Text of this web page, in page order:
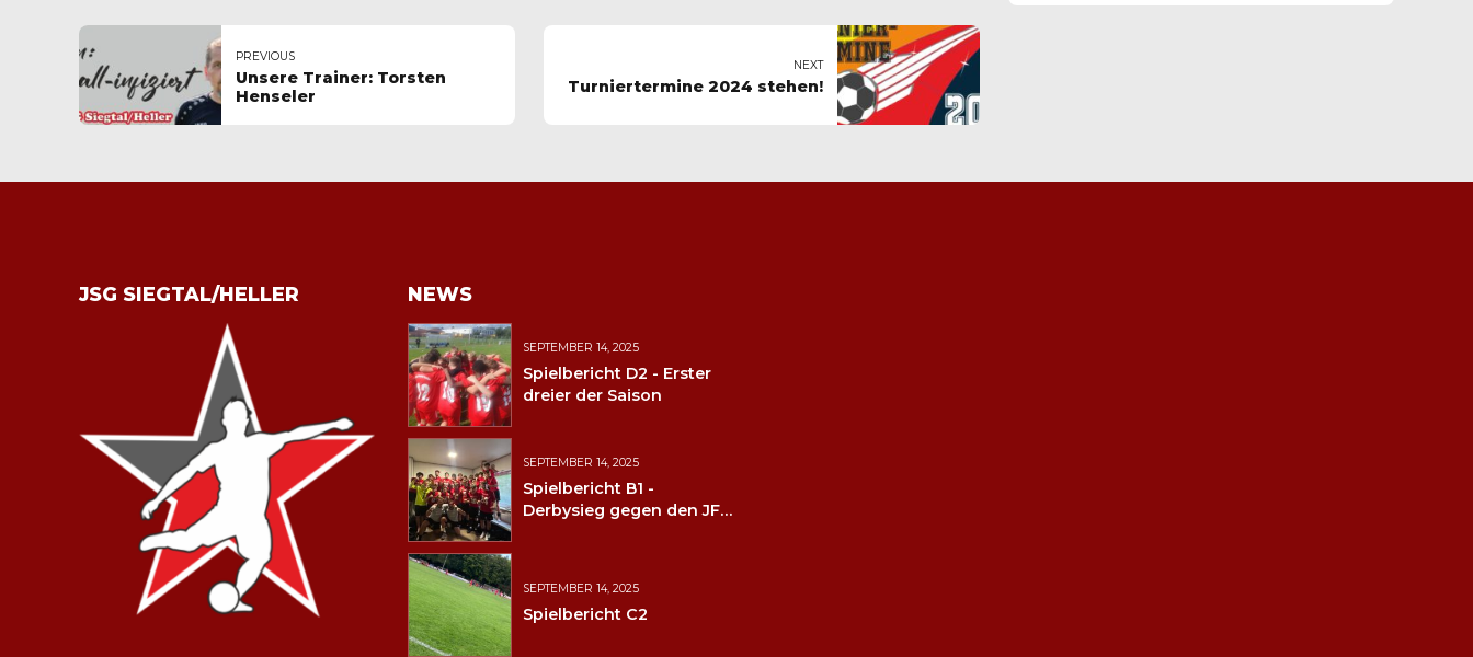
PREVIOUS
Unsere Trainer: Torsten
Henseler
NEXT
Turniertermine 2024 stehen!
JSG SIEGTAL/HELLER NEWS
SEPTEMBER 14, 2025
Spielbericht D2 - Erster
dreier der Saison
SEPTEMBER 14, 2025
Spielbericht B1 -
Derbysieg gegen den JFV
SEPTEMBER 14, 2025
Spielbericht C2